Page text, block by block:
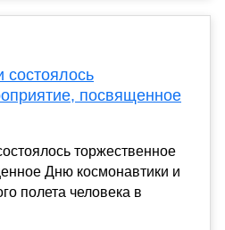
состоялось
посвященное
торжественное
Дню космонавтики и
полета человека в